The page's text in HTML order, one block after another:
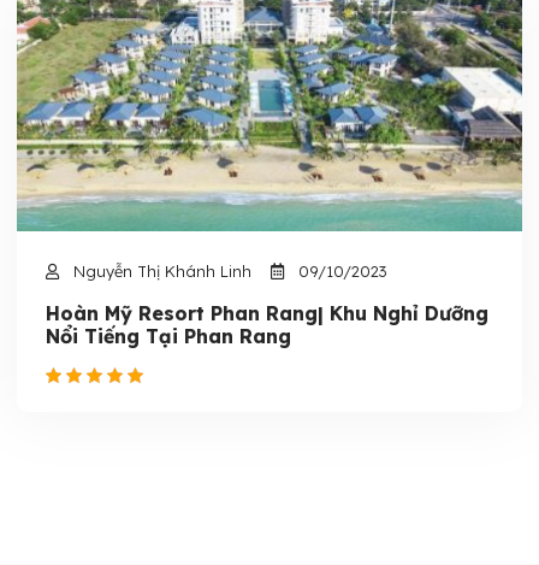
Nguyễn Thị Khánh Linh 09/10/2023
Hoàn Mỹ Resort Phan Rang| Khu Nghỉ Dưỡng
Nổi Tiếng Tại Phan Rang